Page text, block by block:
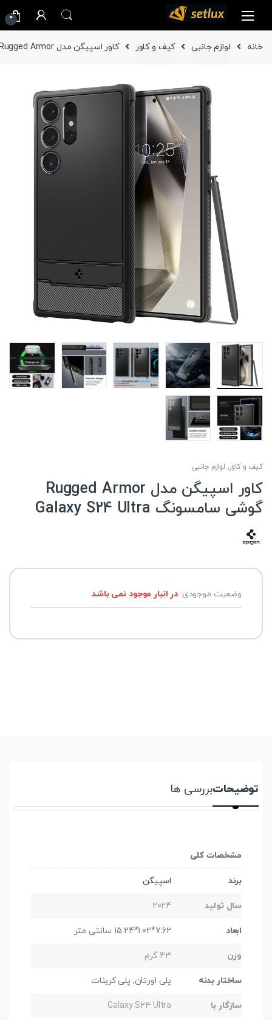
navigation
content
0
خانه لوازم جانبی کیف و کاور کاور اسپیگن مدل Rugged Armor گوشی سامسونگ Galaxy S24 Ultra
کیف و کاور, لوازم جانبی
کاور اسپیگن مدل Rugged Armor
گوشی سامسونگ Galaxy S24 Ultra
وضعیت موجودی:در انبار موجود نمی باشد
توضیحاتبررسی ها
مشخصات کلی
برند اسپیگن
سال تولید 2024
ابعاد 7.62*1.02*15.24 سانتی متر
وزن 43 گرم
ساختار بدنه پلی اورتان, پلی کربنات
سازگار با Galaxy S24 Ultra